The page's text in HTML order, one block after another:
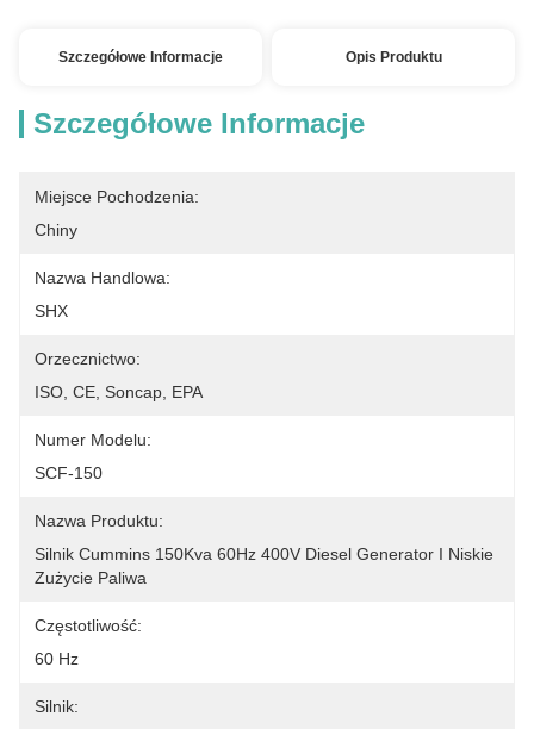
Szczegółowe Informacje Opis Produktu
Szczegółowe Informacje
Miejsce Pochodzenia:
Chiny
Nazwa Handlowa:
SHX
Orzecznictwo:
ISO, CE, Soncap, EPA
Numer Modelu:
SCF-150
Nazwa Produktu:
Silnik Cummins 150Kva 60Hz 400V Diesel Generator I Niskie
Zużycie Paliwa
Częstotliwość:
60 Hz
Silnik: